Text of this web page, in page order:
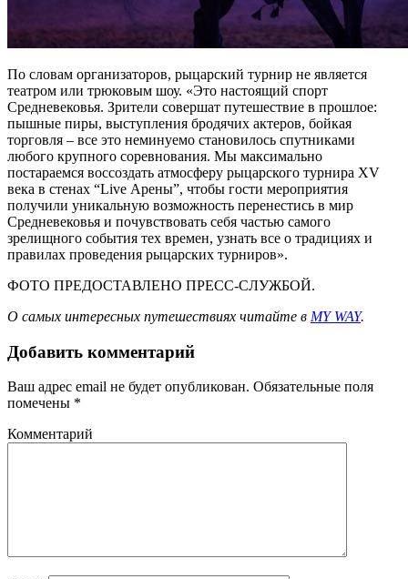
По словам организаторов, рыцарский турнир не является
театром или трюковым шоу. «Это настоящий спорт
Средневековья. Зрители совершат путешествие в прошлое:
пышные пиры, выступления бродячих актеров, бойкая
торговля – все это неминуемо становилось спутниками
любого крупного соревнования. Мы максимально
постараемся воссоздать атмосферу рыцарского турнира XV
века в стенах “Live Арены”, чтобы гости мероприятия
получили уникальную возможность перенестись в мир
Средневековья и почувствовать себя частью самого
зрелищного события тех времен, узнать все о традициях и
правилах проведения рыцарских турниров».
ФОТО ПРЕДОСТАВЛЕНО ПРЕСС-СЛУЖБОЙ.
О самых интересных путешествиях читайте в MY WAY.
Добавить комментарий
Ваш адрес email не будет опубликован. Обязательные поля
помечены *
Комментарий